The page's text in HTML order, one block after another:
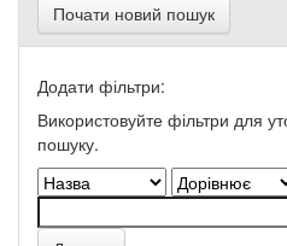
Почати новий пошук
Додати фільтри:
Використовуйте фільтри для
пошуку.